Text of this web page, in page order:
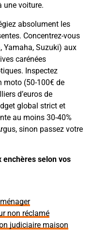
une voiture.
absolument les
Concentrez-vous
Yamaha, Suzuki) aux
carénées
Inspectez
moto (50-100€ de
d’euros de
global strict et
au moins 30-40%
sinon passez votre
enchères selon vos
non réclamé
judiciaire maison